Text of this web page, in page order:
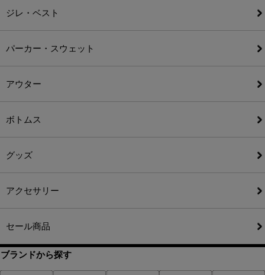
ジレ・ベスト
パーカー・スウェット
アウター
ボトムス
グッズ
アクセサリー
セール商品
ブランドから探す